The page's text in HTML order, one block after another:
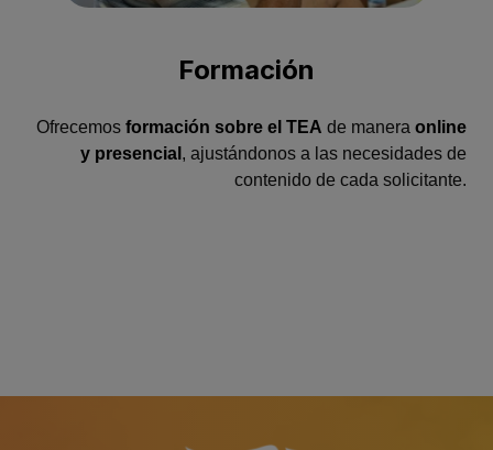
Formación
Ofrecemos formación sobre el TEA de manera online
y presencial , ajustándonos a las necesidades de
contenido de cada solicitante.